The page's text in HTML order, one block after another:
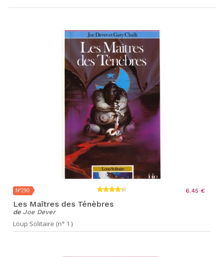
N°290 6.45 €
Les Maîtres des Ténèbres
de Joe Dever
Loup Solitaire (n° 1 )